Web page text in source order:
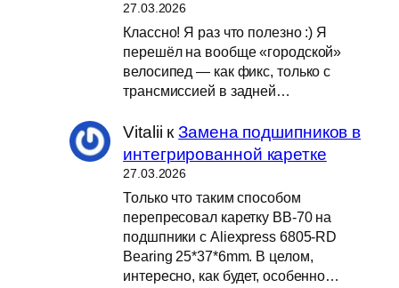
27.03.2026
Классно! Я раз что полезно :) Я
перешёл на вообще «городской»
велосипед — как фикс, только с
трансмиссией в задней…
Vitalii кЗамена подшипников в
интегрированной каретке
27.03.2026
Только что таким способом
перепресовал каретку BB-70 на
подшпники с Aliexpress 6805-RD
Bearing 25*37*6mm. В целом,
интересно, как будет, особенно…